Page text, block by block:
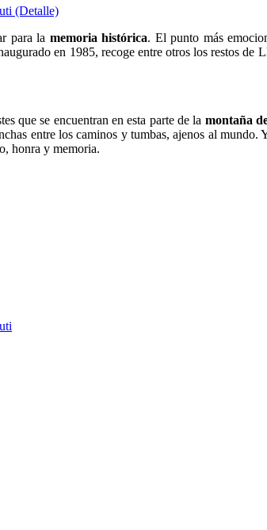
para la memoria histórica. El punto más
en 1985, recoge entre otros los restos
que se encuentran en esta parte de la montaña
entre los caminos y tumbas, ajenos al
honra y memoria.